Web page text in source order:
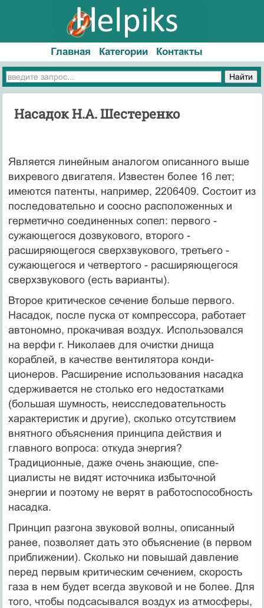
Главная Категории Контакты
Насадок Н.А. Шестеренко
Является линейным аналогом описанного выше
вихревого двигателя. Известен более 16 лет;
имеются патенты, например, 2206409. Состоит из
по­следовательно и соосно расположенных и
герметично соединенных сопел: первого -
сужающегося дозвукового, второго -
расширяющегося сверхзвуко­вого, третьего -
сужающегося и четвертого - расширяющегося
сверхзвуково­го (есть варианты).
Второе критическое сечение больше первого.
Насадок, после пуска от компрессора, работает
автономно, прокачивая воздух. Использовался
на вер­фи г. Николаев для очистки днища
кораблей, в качестве вентилятора конди­
ционеров. Расширение использования насадка
сдерживается не столько его недостатками
(большая шумность, неисследовательность
характеристик и другие), сколько отсутствием
внятного объяснения принципа действия и
главного вопроса: откуда энергия?
Традиционные, даже очень знающие, спе­
циалисты не видят источника избыточной
энергии и поэтому не верят в рабо­тоспособность
насадка.
Принцип разгона звуковой волны, описанный
ранее, позволяет дать это объяснение (в первом
приближении). Сколько ни повышай давление
перед первым критическим сечением, скорость
газа в нем будет всегда звуковой и не более. Для
того, чтобы подсасывался воздух из атмосферы,